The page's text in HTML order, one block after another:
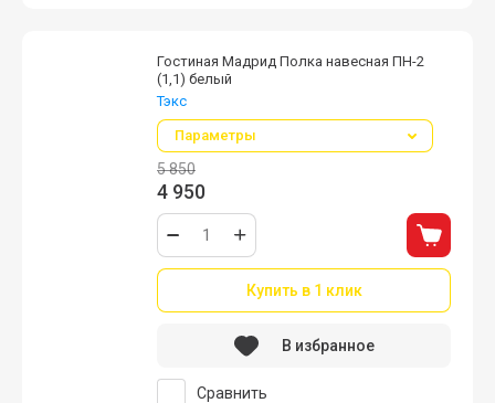
Гостиная Мадрид Полка навесная ПН-2
(1,1) белый
Тэкс
Параметры
5 850
4 950
Купить в 1 клик
Сравнить
В избранное